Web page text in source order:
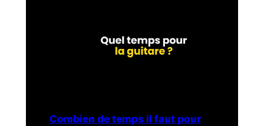
Combien de temps il faut pour